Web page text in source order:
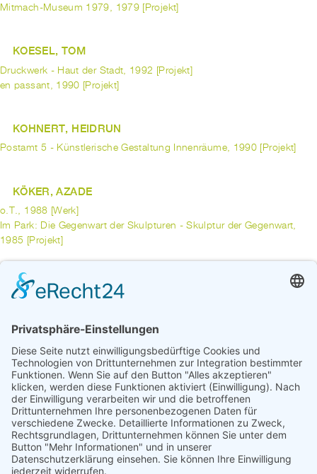
Mitmach-Museum 1979, 1979 [Projekt]
KOESEL, TOM
Druckwerk - Haut der Stadt, 1992 [Projekt]
en passant, 1990 [Projekt]
KOHNERT, HEIDRUN
Postamt 5 - Künstlerische Gestaltung Innenräume, 1990 [Projekt]
KÖKER, AZADE
o.T., 1988 [Werk]
Im Park: Die Gegenwart der Skulpturen - Skulptur der Gegenwart,
1985 [Projekt]
KOLL, MAREN
Schwachhausen, 1997 [Projekt]
vorherige
1
...
3
4
5
6
7
8